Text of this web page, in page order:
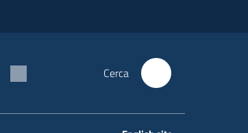
Cerca